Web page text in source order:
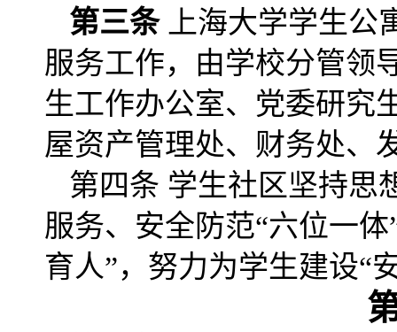
第三条
上海大学学生
服务工作，由学校分管领
生工作办公室、党委研究
屋资产管理处、财务处、
第四条 学生社区坚持思
服务、安全防范“六位一
育人”，努力为学生建设“